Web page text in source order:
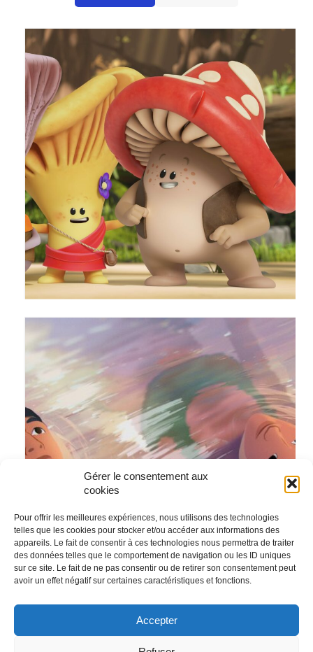
Gérer le consentement aux
cookies
Pour offrir les meilleures expériences, nous utilisons des technologies
telles que les cookies pour stocker et/ou accéder aux informations des
appareils. Le fait de consentir à ces technologies nous permettra de traiter
des données telles que le comportement de navigation ou les ID uniques
sur ce site. Le fait de ne pas consentir ou de retirer son consentement peut
avoir un effet négatif sur certaines caractéristiques et fonctions.
Accepter